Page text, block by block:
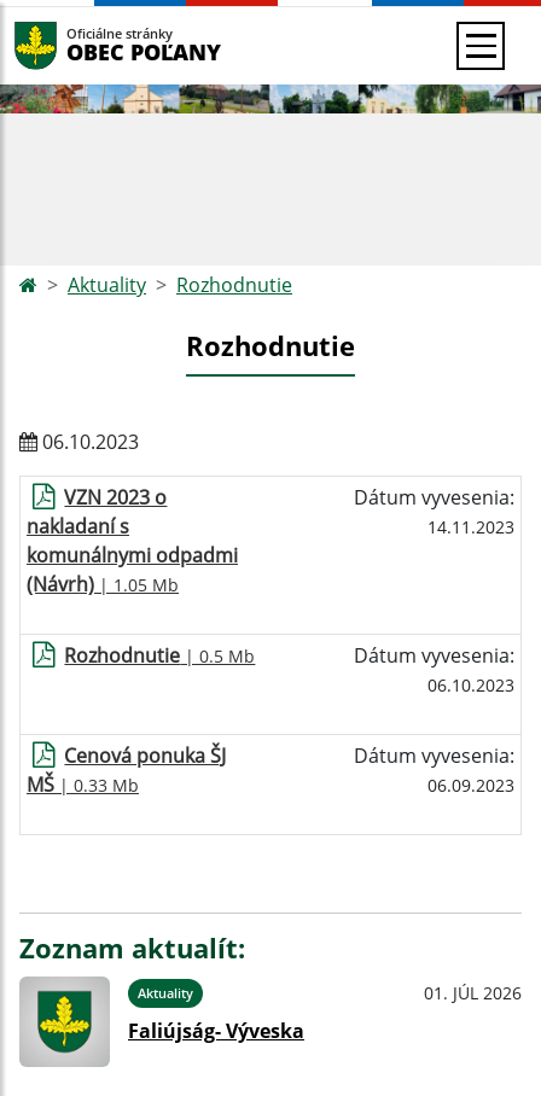
Oficiálne stránky
OBEC POĽANY
Aktuality Rozhodnutie
Rozhodnutie
06.10.2023
VZN 2023 o
nakladaní s
komunálnymi odpadmi
(Návrh) | 1.05 Mb
Dátum vyvesenia:
14.11.2023
Rozhodnutie | 0.5 Mb Dátum vyvesenia:
06.10.2023
Cenová ponuka ŠJ
MŠ | 0.33 Mb
Dátum vyvesenia:
06.09.2023
Zoznam aktualít:
Aktuality 01. JÚL 2026
Faliújság- Výveska